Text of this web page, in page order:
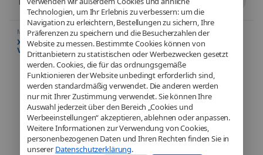
Technologien, um Ihr Erlebnis zu verbessern: um die
Navigation zu erleichtern, Bestellungen zu sichern, Ihre
Präferenzen zu speichern und die Besucherzahlen der
Website zu messen. Bestimmte Cookies können von
Drittanbietern zu statistischen oder Werbezwecken gesetzt
werden. Cookies, die für das ordnungsgemäße
Funktionieren der Website unbedingt erforderlich sind,
werden standardmäßig verwendet. Die anderen werden
nur mit Ihrer Zustimmung verwendet. Sie können Ihre
Auswahl jederzeit über den Bereich „Cookies und
Werbeeinstellungen“ akzeptieren, ablehnen oder anpassen.
Weitere Informationen zur Verwendung von Cookies,
personenbezogenen Daten und Ihren Rechten finden Sie in
unserer Datenschutzerklärung.
Mobil,Handy & Smartphone,
Telefonie
Xiaomi 17T 12 GB / 512 GB
Violett, entwickelt in
Zusammenarbeit mit Leica –
120-Hz-AMOLED-Display und
Dreifachkamera mit 50 MP
Mobil,Handy & Smartphone
Telefonie
Xiaomi 17T 12 GB / 256 GB
Violett, entwickelt in
Zusammenarbeit mit Leica –
120-Hz-AMOLED-Display und
Dreifachkamera mit 50 MP